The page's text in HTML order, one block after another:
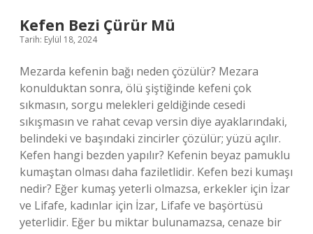
Kefen Bezi Çürür Mü
Tarih: Eylül 18, 2024
Mezarda kefenin bağı neden çözülür? Mezara
konulduktan sonra, ölü şiştiğinde kefeni çok
sıkmasın, sorgu melekleri geldiğinde cesedi
sıkışmasın ve rahat cevap versin diye ayaklarındaki,
belindeki ve başındaki zincirler çözülür; yüzü açılır.
Kefen hangi bezden yapılır? Kefenin beyaz pamuklu
kumaştan olması daha faziletlidir. Kefen bezi kumaşı
nedir? Eğer kumaş yeterli olmazsa, erkekler için İzar
ve Lifafe, kadınlar için İzar, Lifafe ve başörtüsü
yeterlidir. Eğer bu miktar bulunamazsa, cenaze bir